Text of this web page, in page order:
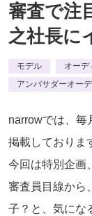
審査で注
之社長に
モデル オーデ
アンバサダーオー
narrowでは、毎
掲載しておりま
今回は特別企画
審査員目線から
子？と、気にな